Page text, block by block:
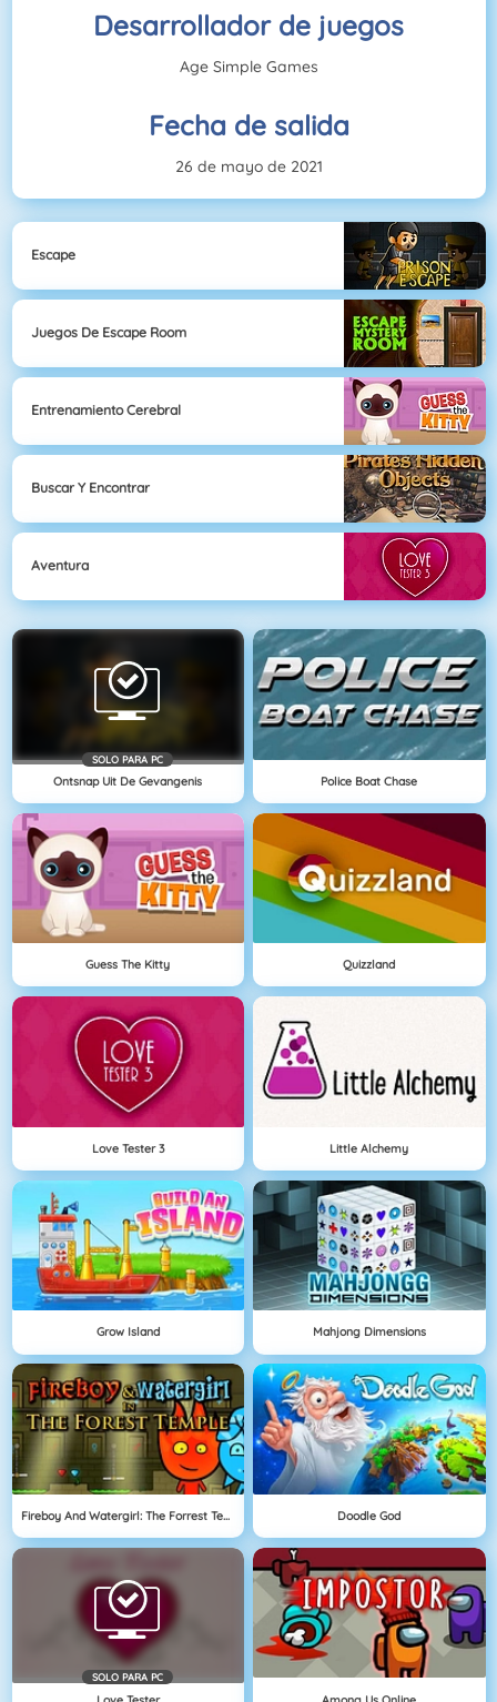
Desarrollador de juegos
Age Simple Games
Fecha de salida
26 de mayo de 2021
Escape
Juegos De Escape Room
Entrenamiento Cerebral
Buscar Y Encontrar
Aventura
SOLO PARA PC
Ontsnap Uit De Gevangenis Police Boat Chase
Guess The Kitty Quizzland
Love Tester 3 Little Alchemy
Grow Island Mahjong Dimensions
Fireboy And Watergirl: The Forrest Temple Doodle God
SOLO PARA PC